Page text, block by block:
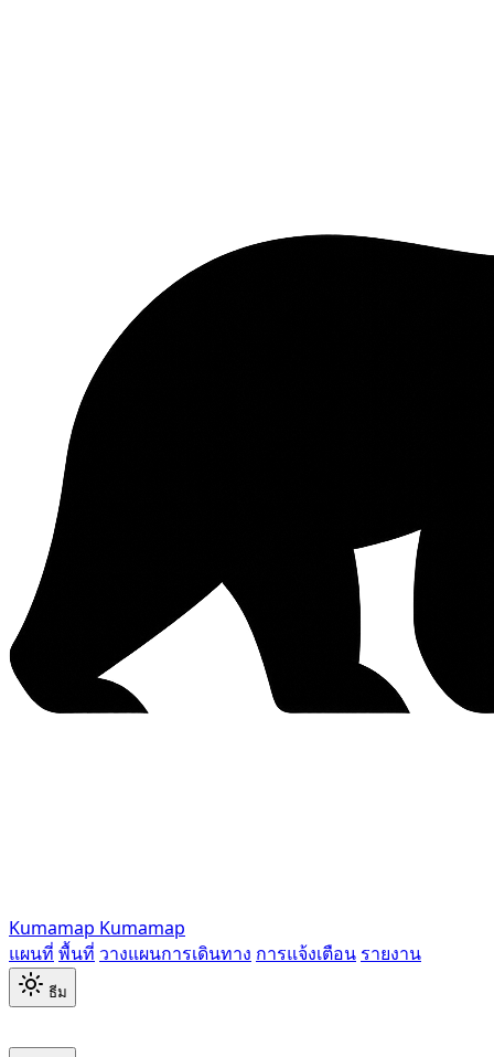
Kumamap Kumamap
แผนที่ พื้นที่ วางแผนการเดินทาง การแจ้งเตือน รายงาน
ธีม